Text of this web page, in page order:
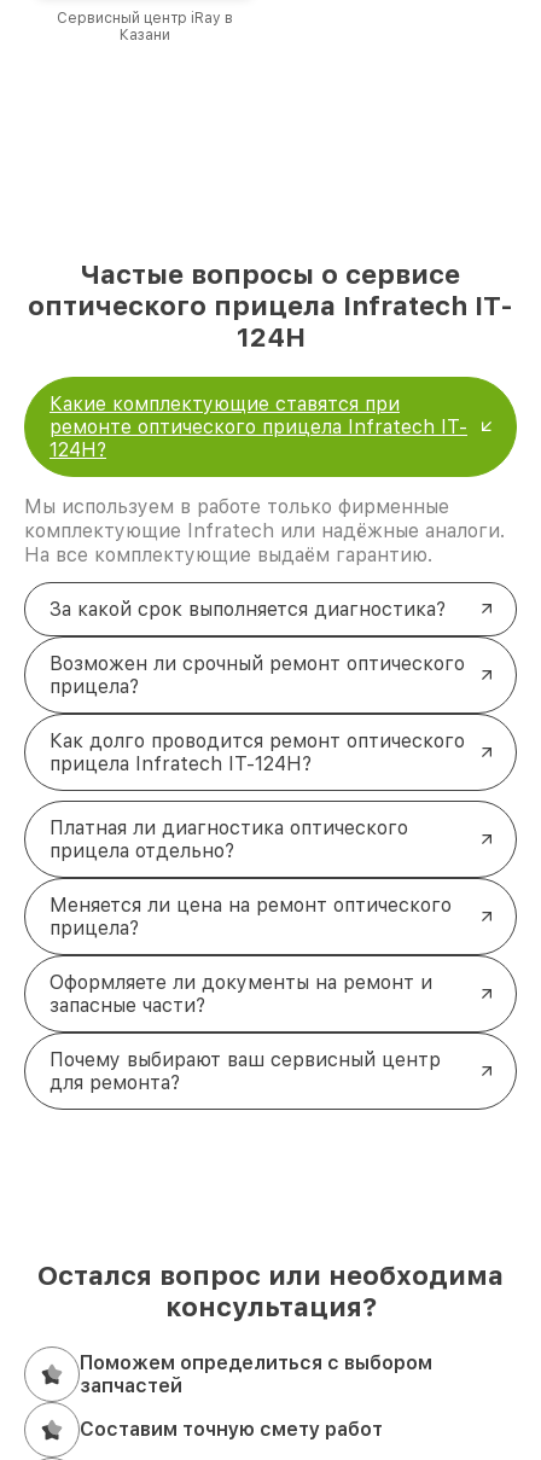
Сервисный центр iRay в
Казани
Частые вопросы о сервисе
оптического прицела Infratech IT-
124Н
Какие комплектующие ставятся при
ремонте оптического прицела Infratech IT-
124Н?
Мы используем в работе только фирменные
комплектующие Infratech или надёжные аналоги.
На все комплектующие выдаём гарантию.
За какой срок выполняется диагностика?
Возможен ли срочный ремонт оптического
прицела?
Как долго проводится ремонт оптического
прицела Infratech IT-124Н?
Платная ли диагностика оптического
прицела отдельно?
Меняется ли цена на ремонт оптического
прицела?
Оформляете ли документы на ремонт и
запасные части?
Почему выбирают ваш сервисный центр
для ремонта?
Остался вопрос или необходима
консультация?
Поможем определиться с выбором
запчастей
Составим точную смету работ